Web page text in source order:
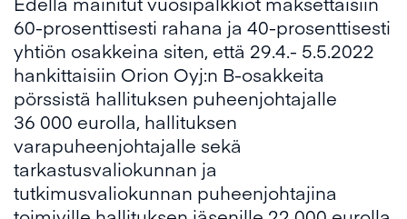
60-prosenttisesti rahana ja 40-prosenttisesti
yhtiön osakkeina siten, että 29.4.- 5.5.2022
hankittaisiin Orion Oyj:n B-osakkeita
pörssistä hallituksen puheenjohtajalle
36 000 eurolla, hallituksen
varapuheenjohtajalle sekä
tarkastusvaliokunnan ja
tutkimusvaliokunnan puheenjohtajina